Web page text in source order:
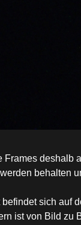
deshalb
behalten
sich auf
ist von Bild zu